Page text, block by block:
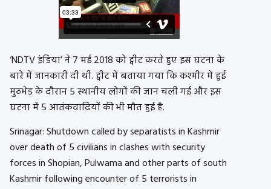
‘NDTV इंडिया’ ने 7 मई 2018 को ट्वीट करते हुए इस घटना के
बारे में जानकारी दी थी. ट्वीट में बताया गया कि कश्मीर में हुई
मुठभेड़ के दौरान 5 स्थानीय लोगों की जान चली गई और इस
घटना में 5 आतंकवादियों की भी मौत हुई है.
Srinagar: Shutdown called by separatists in Kashmir
over death of 5 civilians in clashes with security
forces in Shopian, Pulwama and other parts of south
Kashmir following encounter of 5 terrorists in